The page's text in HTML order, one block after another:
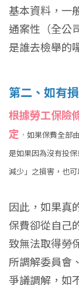
基本資料，一
通案性（全公
是誰去檢舉的
第二、如有
根據勞工保險
定 ， 如果保費全部
是如果因為沒有投
減少」之損害，也可
因此，如果真
保費卻從自己
致無法取得勞
所調解委員會
爭議調解，如